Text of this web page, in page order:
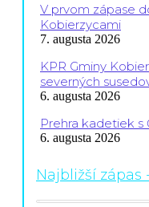
V prvom zápase
Kobierzycami
7. augusta 2026
KPR Gminy
severných
6. augusta 2026
Prehra kadetiek s
6. augusta 2026
Najbližší zápas